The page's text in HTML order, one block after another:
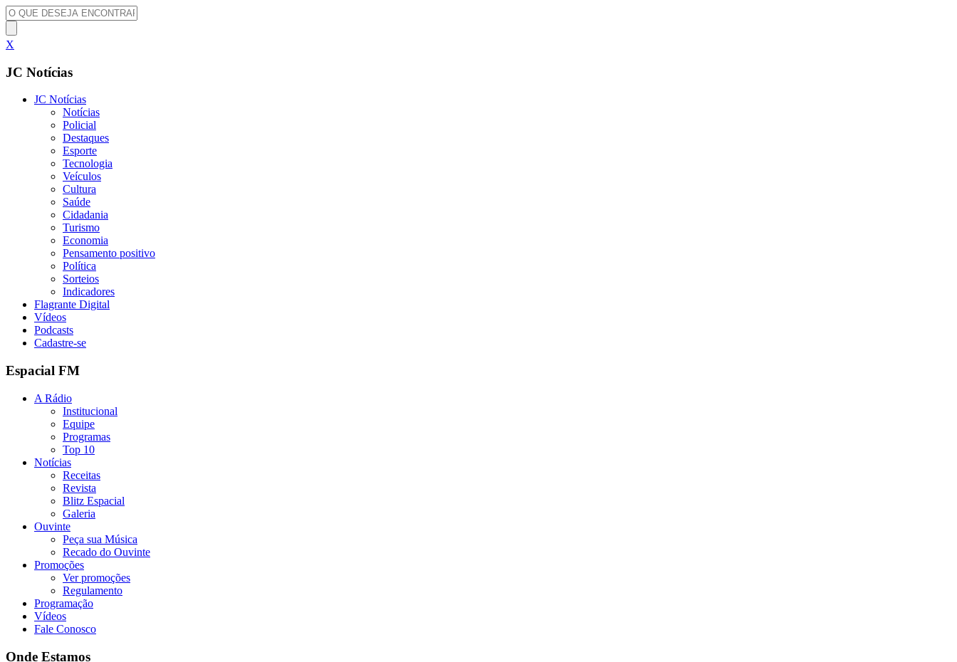
X
JC Notícias
JC Notícias
Notícias
Policial
Destaques
Esporte
Tecnologia
Veículos
Cultura
Saúde
Cidadania
Turismo
Economia
Pensamento positivo
Política
Sorteios
Indicadores
Flagrante Digital
Vídeos
Podcasts
Cadastre-se
Espacial FM
A Rádio
Institucional
Equipe
Programas
Top 10
Notícias
Receitas
Revista
Blitz Espacial
Galeria
Ouvinte
Peça sua Música
Recado do Ouvinte
Promoções
Ver promoções
Regulamento
Programação
Vídeos
Fale Conosco
Onde Estamos